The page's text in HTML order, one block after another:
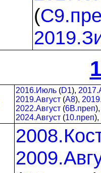
(
2016.Июль (D1),
2019.Август (A8),
2022.Август (6B.преп
2024.Август (10.преп),